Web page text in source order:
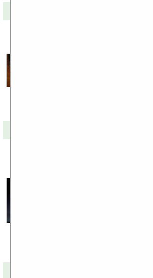
Apple
четырёх
Помимо
поколения
таблета iPad,
гибридное
четырёх iPhone
официально
Наконец-то
компанией
Насколько это
заключить из
многие
Интернета чуть ли